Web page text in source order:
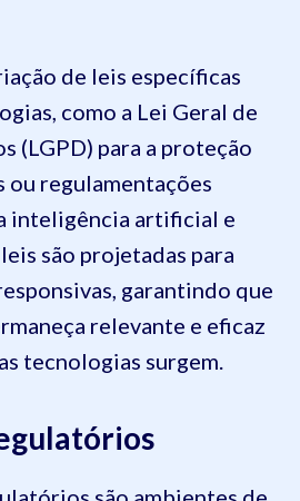
de leis específicas
como a Lei Geral de
(LGPD) para a proteção
ou regulamentações
inteligência artificial e
são projetadas para
garantindo que
relevante e eficaz
tecnologias surgem.